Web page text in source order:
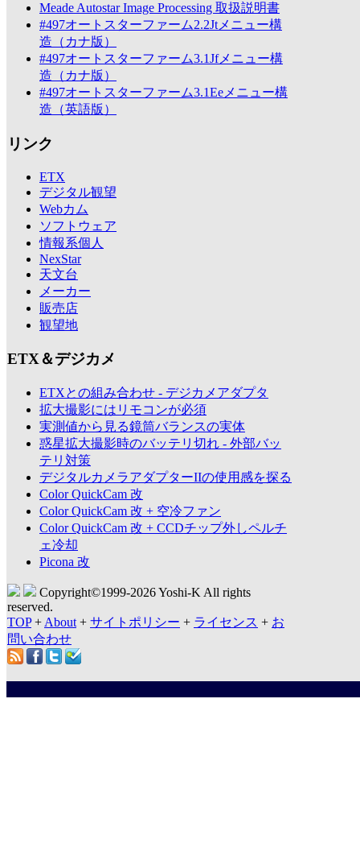
Meade Autostar Image Processing 取扱説明書
#497オートスターファーム2.2Jtメニュー構
造（カナ版）
#497オートスターファーム3.1Jfメニュー構
造（カナ版）
#497オートスターファーム3.1Eeメニュー構
造（英語版）
リンク
ETX
デジタル観望
Webカム
ソフトウェア
情報系個人
NexStar
天文台
メーカー
販売店
観望地
ETX＆デジカメ
ETXとの組み合わせ - デジカメアダプタ
拡大撮影にはリモコンが必須
実測値から見る鏡筒バランスの実体
惑星拡大撮影時のバッテリ切れ - 外部バッ
テリ対策
デジタルカメラアダプターIIの使用感を探る
Color QuickCam 改
Color QuickCam 改 + 空冷ファン
Color QuickCam 改 + CCDチップ外しペルチ
ェ冷却
Picona 改
Copyright©1999-2026 Yoshi-K All rights
reserved.
TOP+ About + サイトポリシー + ライセンス + お
問い合わせ